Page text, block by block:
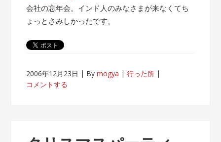
会社の忘年会。インド人のみなさまが来なくてち
ょっとさみしかったです。
2006年12月23日 Bymogya
行った所
コメントする